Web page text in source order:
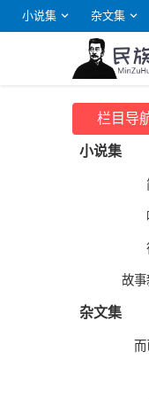
小说集 杂文集
栏目导
小说集
故事
杂文集